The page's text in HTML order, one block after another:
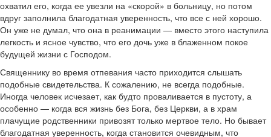
охватил его, когда ее увезли на «скорой» в больницу, но потом
вдруг заполнила благодатная уверенность, что все с ней хорошо.
Он уже не думал, что она в реанимации — вместо этого наступила
легкость и ясное чувство, что его дочь уже в блаженном покое
будущей жизни с Господом.
Священнику во время отпевания часто приходится слышать
подобные свидетельства. К сожалению, не всегда подобные.
Иногда человек исчезает, как будто проваливается в пустоту, а
особенно — когда вся жизнь без Бога, без Церкви, а в храм
плачущие родственники привозят только мертвое тело. Но бывает
благодатная уверенность, когда становится очевидным, что